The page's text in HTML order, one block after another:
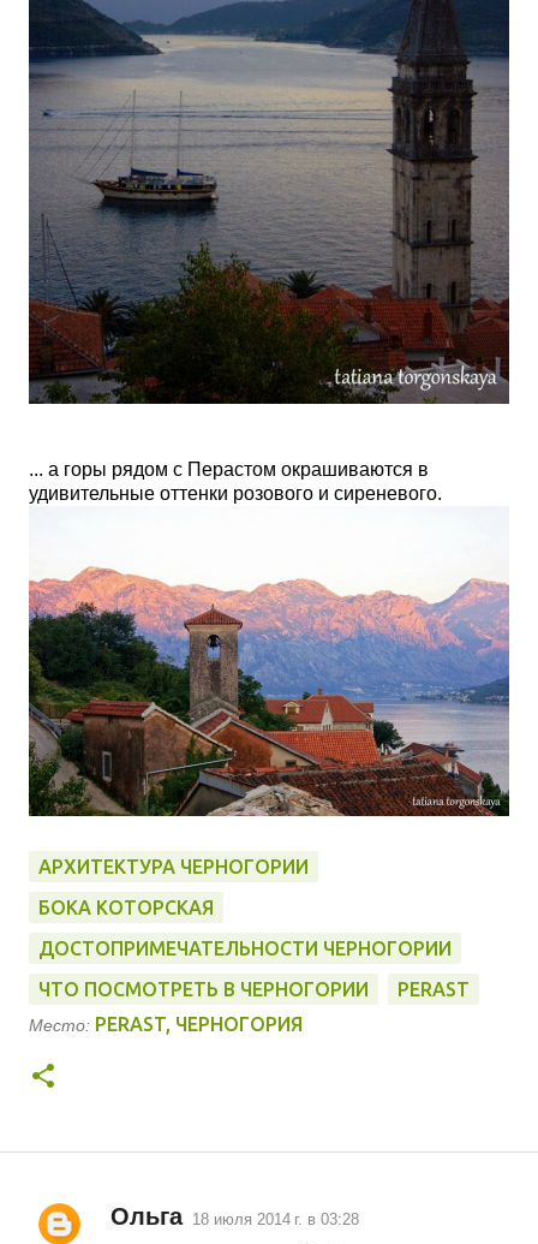
... а горы рядом с Перастом окрашиваются в
удивительные оттенки розового и сиреневого.
АРХИТЕКТУРА ЧЕРНОГОРИИ
БОКА КОТОРСКАЯ
ДОСТОПРИМЕЧАТЕЛЬНОСТИ ЧЕРНОГОРИИ
ЧТО ПОСМОТРЕТЬ В ЧЕРНОГОРИИ
PERAST
Место: PERAST, ЧЕРНОГОРИЯ
Ольга 18 июля 2014 г. в 03:28